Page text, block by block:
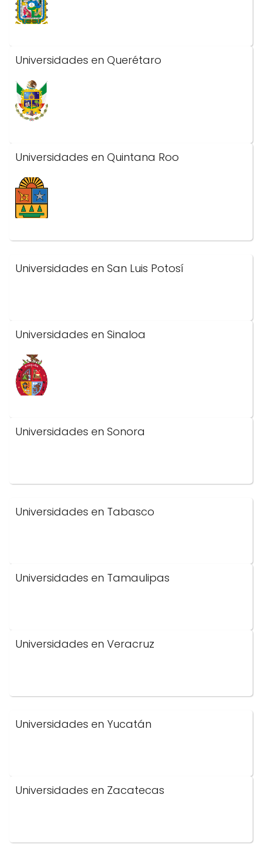
Universidades en Querétaro
Universidades en Quintana Roo
Universidades en San Luis Potosí
Universidades en Sinaloa
Universidades en Sonora
Universidades en Tabasco
Universidades en Tamaulipas
Universidades en Veracruz
Universidades en Yucatán
Universidades en Zacatecas